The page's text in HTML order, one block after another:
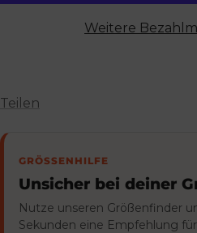
Weitere
Teilen
GRÖSSENHILFE
Unsicher bei deiner
Nutze unseren Größenfinder
Sekunden eine Empfehlung